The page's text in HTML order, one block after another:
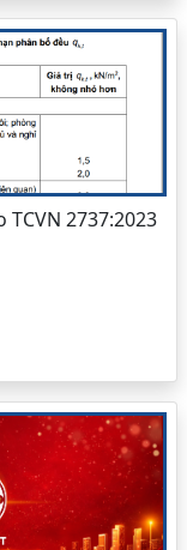
2737:2023